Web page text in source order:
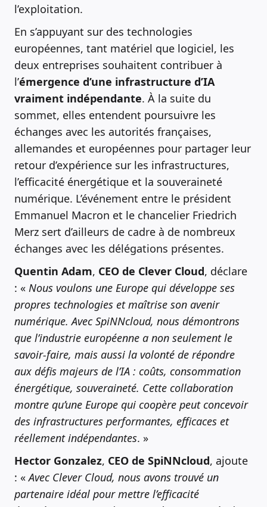
l’exploitation.
En s’appuyant sur des technologies
européennes, tant matériel que logiciel, les
deux entreprises souhaitent contribuer à
l’émergence d’une infrastructure d’IA
vraiment indépendante. À la suite du
sommet, elles entendent poursuivre les
échanges avec les autorités françaises,
allemandes et européennes pour partager leur
retour d’expérience sur les infrastructures,
l’efficacité énergétique et la souveraineté
numérique. L’événement entre le président
Emmanuel Macron et le chancelier Friedrich
Merz sert d’ailleurs de cadre à de nombreux
échanges avec les délégations présentes.
Quentin Adam, CEO de Clever Cloud, déclare
: « Nous voulons une Europe qui développe ses
propres technologies et maîtrise son avenir
numérique. Avec SpiNNcloud, nous démontrons
que l’industrie européenne a non seulement le
savoir-faire, mais aussi la volonté de répondre
aux défis majeurs de l’IA : coûts, consommation
énergétique, souveraineté. Cette collaboration
montre qu’une Europe qui coopère peut concevoir
des infrastructures performantes, efficaces et
réellement indépendantes. »
Hector Gonzalez, CEO de SpiNNcloud, ajoute
: «Avec Clever Cloud, nous avons trouvé un
partenaire idéal pour mettre l’efficacité